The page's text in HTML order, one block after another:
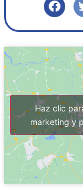
Haz clic
marketing y